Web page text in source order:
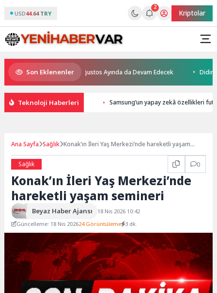
USD44.64 TRY
2
Kriptolar
Son Eklenenler
Baba-Oğul Kampı Ağustos Ayında da Devam Edecek Didim
Teknoloji Haberleri Samsung’un yapay zekâ özellikleri
Ana Sayfa Sağlık Konak’ın İleri Yaş Merkezi’nde hareketli yaşam
Sağlık
0
Konak’ın İleri Yaş Merkezi’nde
hareketli yaşam semineri
Beyaz Haber Ajansı
18 Nis 2026 10:42
Güncelleme: 18 Nis 202624 Görüntüleme 3 dk.